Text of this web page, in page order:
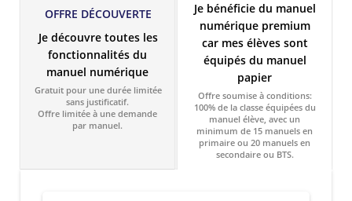
OFFRE DÉCOUVERTE
Je découvre toutes les
fonctionnalités du
manuel numérique
Gratuit pour une durée limitée
sans justificatif.
Offre limitée à une demande
par manuel.
Je bénéficie du manuel
numérique premium
car mes élèves sont
équipés du manuel
papier
Offre soumise à conditions:
100% de la classe équipées du
manuel élève, avec un
minimum de 15 manuels en
primaire ou 20 manuels en
secondaire ou BTS.